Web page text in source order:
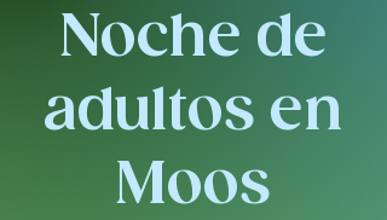
Noche de
adultos en
Moos